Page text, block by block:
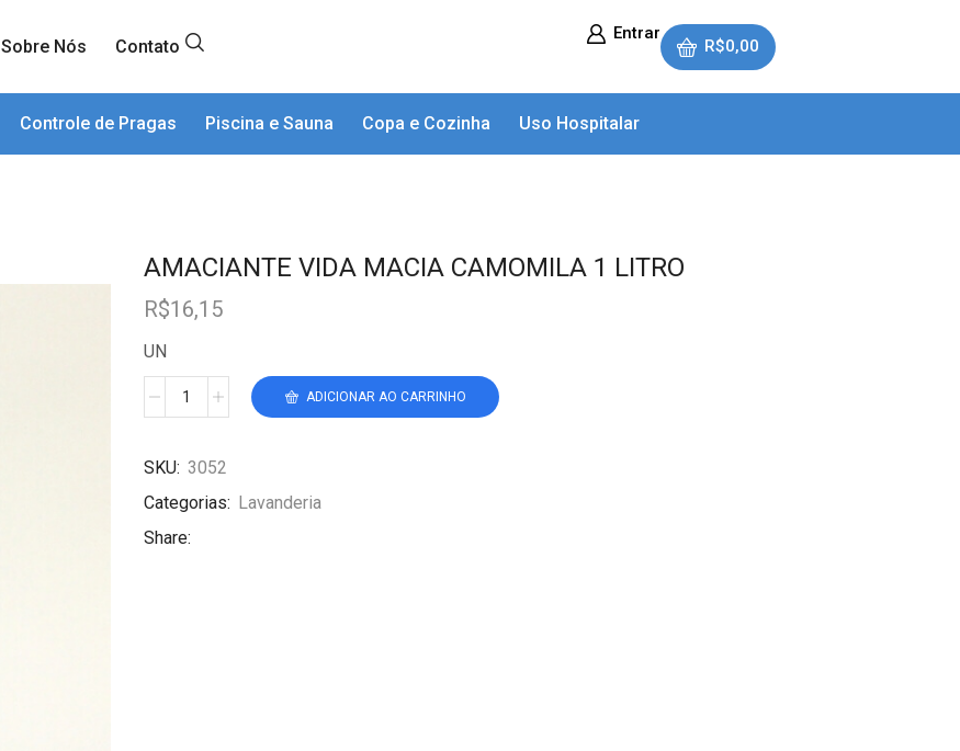
Sobre Nós Contato
Entrar
R$0,00
Controle de Pragas Piscina e Sauna Copa e Cozinha Uso Hospitalar
AMACIANTE VIDA MACIA CAMOMILA 1 LITRO
R$16,15
UN
ADICIONAR AO CARRINHO
SKU: 3052
Categorias: Lavanderia
Share: